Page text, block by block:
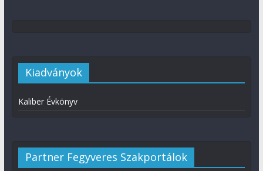
Kiadványok
Kaliber Évkönyv
Partner Fegyveres Szakportálok